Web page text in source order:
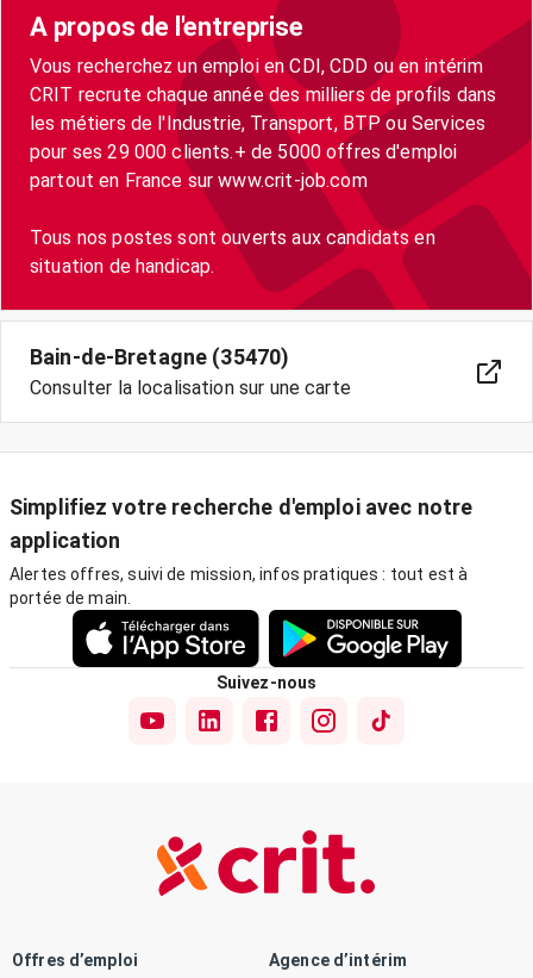
A propos de l'entreprise
Vous recherchez un emploi en CDI, CDD ou en intérim
CRIT recrute chaque année des milliers de profils dans
les métiers de l'Industrie, Transport, BTP ou Services
pour ses 29 000 clients.+ de 5000 offres d'emploi
partout en France sur www.crit-job.com
Tous nos postes sont ouverts aux candidats en
situation de handicap.
Bain-de-Bretagne (35470)
Consulter la localisation sur une carte
Simplifiez votre recherche d'emploi avec notre
application
Alertes offres, suivi de mission, infos pratiques : tout est à
portée de main.
Suivez-nous
Offres d’emploi Agence d’intérim